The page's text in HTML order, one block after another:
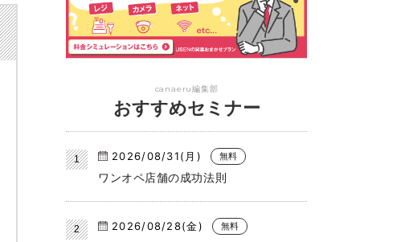
canaeru編集部
おすすめセミナー
2026/08/31(月) 無料
ワンオペ店舗の成功法則
2026/08/28(金) 無料